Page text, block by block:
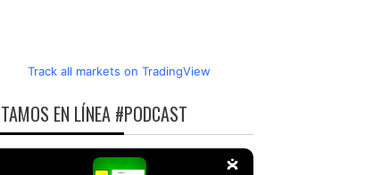
Track all markets on TradingView
EN LÍNEA #PODCAST